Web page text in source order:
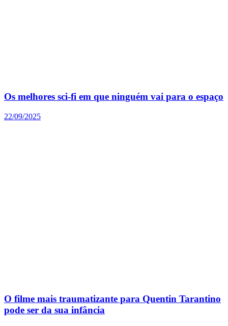
Os melhores sci-fi em que ninguém vai para o espaço
22/09/2025
O filme mais traumatizante para Quentin Tarantino
pode ser da sua infância